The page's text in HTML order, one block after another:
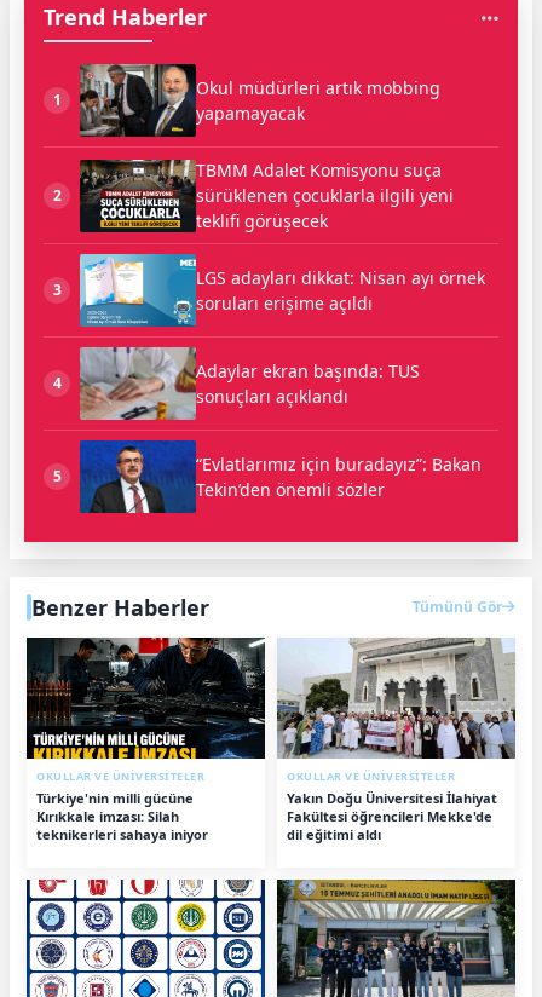
Trend Haberler
1
Okul müdürleri artık mobbing
yapamayacak
2
TBMM Adalet Komisyonu suça
sürüklenen çocuklarla ilgili yeni
teklifi görüşecek
3
LGS adayları dikkat: Nisan ayı örnek
soruları erişime açıldı
4
Adaylar ekran başında: TUS
sonuçları açıklandı
5
“Evlatlarımız için buradayız”: Bakan
Tekin’den önemli sözler
Benzer Haberler Tümünü Gör
OKULLAR VE ÜNİVERSİTELER
Türkiye'nin milli gücüne
Kırıkkale imzası: Silah
teknikerleri sahaya iniyor
OKULLAR VE ÜNİVERSİTELER
Yakın Doğu Üniversitesi İlahiyat
Fakültesi öğrencileri Mekke'de
dil eğitimi aldı